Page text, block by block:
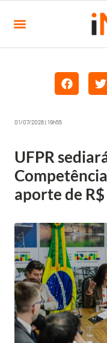
01/07/2026 | 19h55
UFPR
aporte de